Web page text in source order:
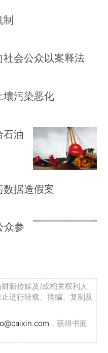
会公众以案释法
壤污染恶化
石油
据造假案
众参
新传媒及/或相关权利人
进行转载、摘编、复制及
，获得书面